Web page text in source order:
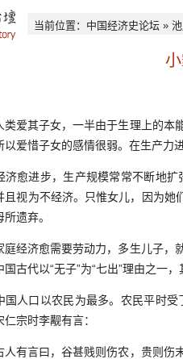
当前位置： 中国经济史论坛 »
其子女，一半由于生理上的本能
以爱惜子女的感情很弱。在生产力
进步，生产规模常常不断地扩
且视为不经济。只惟女儿，因为她
遗弃。
济愈需要劳动力，多生儿子，就
国古代以“无子”为“七出”理由之一，
口以农民为最多。农民平时受
仁宗时李觏有言：
言曰，谷甚贱则伤农，贵则伤末